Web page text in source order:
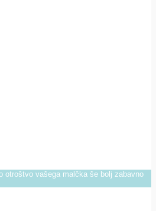
otroštvo vašega malčka še bolj zabavno